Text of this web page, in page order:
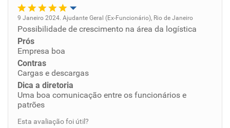
Oportunidade de promoção
Ambiente de trabalho
Conciliação com a vida familiar
Benefícios
9 Janeiro 2024. Ajudante Geral (Ex-Funcionário), Rio de Janeiro
Possibilidade de crescimento na área da logística
Prós
Empresa boa
Contras
Cargas e descargas
Dica a diretoria
Uma boa comunicação entre os funcionários e
patrões
Esta avaliação foi útil?